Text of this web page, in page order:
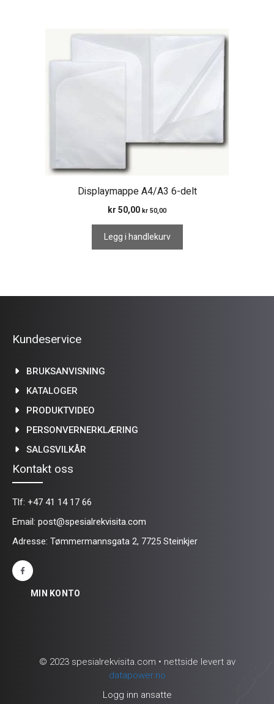
Displaymappe A4/A3 6-delt
kr 50,00 kr 50,00
Legg i handlekurv
Kundeservice
BRUKSANVISNING
KATALOGER
PRODUKTVIDEO
PERSONVERNERKLÆRING
SALGSVILKÅR
Kontakt oss
Tlf: +47 41 14 17 66
Email: post@spesialrekvisita.com
Adresse: Tømmermannsgata 2, 7725 Steinkjer
MIN KONTO
© 2023 spesialrekvisita.com • nettside levert av
datapower.no
Logg inn ansatte